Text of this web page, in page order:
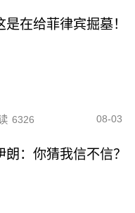
在给菲律宾掘墓！
6326 08-03
：你猜我信不信？